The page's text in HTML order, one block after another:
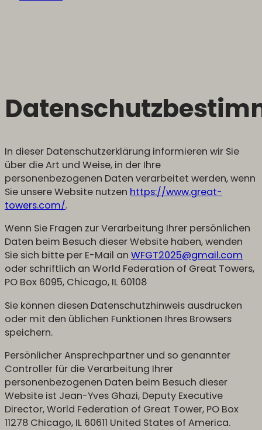
In dieser Datenschutzerklärung informieren wir Sie
über die Art und Weise, in der Ihre
personenbezogenen Daten verarbeitet werden, wenn
Sie unsere Website nutzen https://www.great-
towers.com/.
Wenn Sie Fragen zur Verarbeitung Ihrer persönlichen
Daten beim Besuch dieser Website haben, wenden
Sie sich bitte per E-Mail an WFGT2025@gmail.com
oder schriftlich an World Federation of Great Towers,
PO Box 6095, Chicago, IL 60108
Sie können diesen Datenschutzhinweis ausdrucken
oder mit den üblichen Funktionen Ihres Browsers
speichern.
Persönlicher Ansprechpartner und so genannter
Controller für die Verarbeitung Ihrer
personenbezogenen Daten beim Besuch dieser
Website ist Jean-Yves Ghazi, Deputy Executive
Director, World Federation of Great Tower, PO Box
11278 Chicago, IL 60611 United States of America.